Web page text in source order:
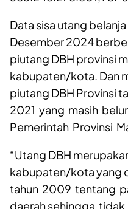
DBH tahun 2024
lebih tinggi
DBH tahun 2023
Data sisa utang
Desember 2024
piutang DBH provinsi
piutang DBH Provinsi
2021 yang masih
Pemerintah Provinsi